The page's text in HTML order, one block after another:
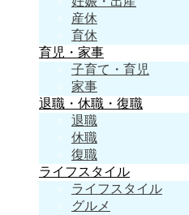
産休
育休
育児・家事
子育て・育児
家事
退職・休職・復職
退職
休職
復職
ライフスタイル
ライフスタイル
グルメ